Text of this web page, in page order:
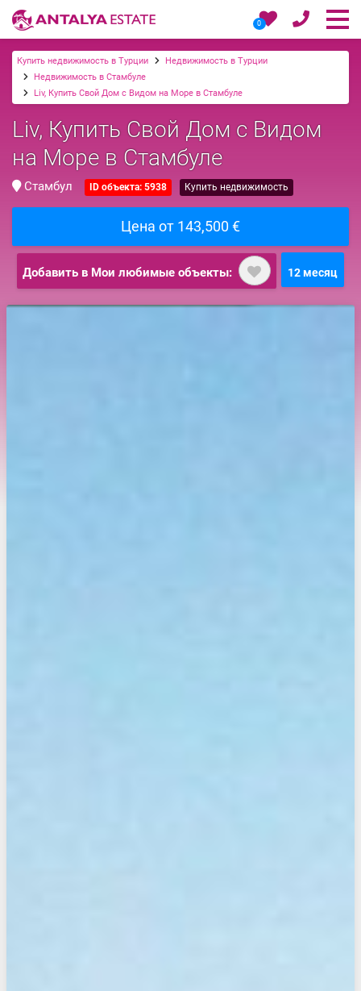
0
Купить недвижимость в Турции
Недвижимость в Турции
Недвижимость в Стамбуле
Liv, Купить Свой Дом с Видом на Море в Стамбуле
Liv, Купить Свой Дом с Видом
на Море в Стамбуле
Стамбул ID объекта: 5938 Купить недвижимость
Цена от 143,500 €
Добавить в Мои любимые объекты: 12 месяц